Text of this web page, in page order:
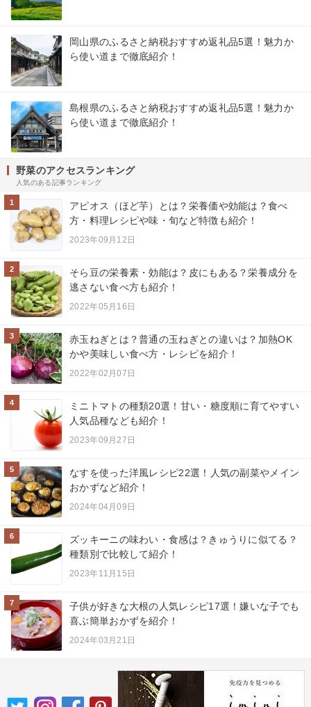
岡山県のふるさと納税おすすめ返礼品5選！魅力か
ら使い道まで徹底紹介！
島根県のふるさと納税おすすめ返礼品5選！魅力か
ら使い道まで徹底紹介！
野菜のアクセスランキング
人気のある記事ランキング
1
アピオス（ほど芋）とは？栄養価や効能は？食べ
方・料理レシピや味・旬など特徴も紹介！
2023年09月12日
2
そら豆の栄養素・効能は？皮にもある？栄養成分を
逃さない食べ方も紹介！
2022年05月16日
3
赤玉ねぎとは？普通の玉ねぎとの違いは？加熱OK
かや美味しい食べ方・レシピを紹介！
2022年02月07日
4
ミニトマトの種類20選！甘い・糖度順に育てやすい
人気品種なども紹介！
2023年09月27日
5
なすを使った洋風レシピ22選！人気の副菜やメイン
おかずなど紹介！
2024年04月09日
6
ズッキーニの味わい・食感は？きゅうりに似てる？
種類別で比較して紹介！
2023年11月15日
7
子供が好きな大根の人気レシピ17選！嫌いな子でも
喜ぶ簡単おかずを紹介！
2024年03月21日